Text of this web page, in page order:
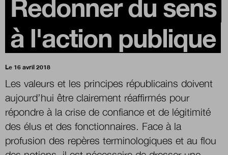
Rubriques
Numéros
Boutique
Redonner du sens
à l'action publique
Le 16 avril 2018
Les valeurs et les principes républicains doivent
aujourd’hui être clairement réaffirmés pour
répondre à la crise de confiance et de légitimité
des élus et des fonctionnaires. Face à la
profusion des repères terminologiques et au flou